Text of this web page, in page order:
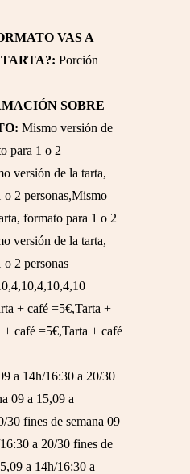
VAS A
Porción
SOBRE
Mismo versión de
para 1 o 2
versión de la tarta,
o 2 personas,Mismo
formato para 1 o 2
versión de la tarta,
o 2 personas
+ café =5€,Tarta +
+ café =5€,Tarta + café
a 14h/16:30 a 20/30
09 a 15,09 a
30 fines de semana 09
a 20/30 fines de
a 14h/16:30 a